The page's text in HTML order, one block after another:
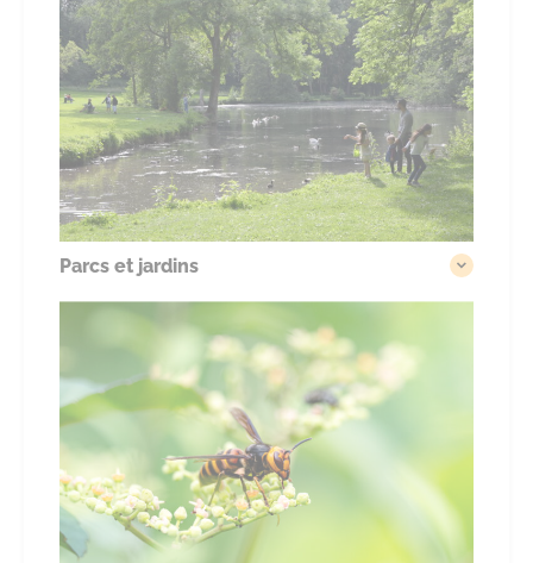
Parcs et jardins